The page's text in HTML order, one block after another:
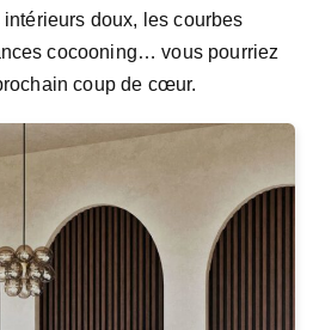
doux, les courbes
cocooning… vous pourriez
coup de cœur.